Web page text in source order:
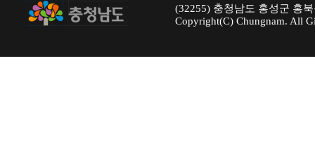
(32255) 충청남도 홍성군 홍
Copyright(C) Chungnam. All